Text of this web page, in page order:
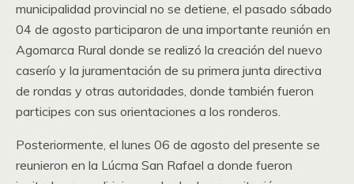
municipalidad provincial no se detiene, el pasado sábado
04 de agosto participaron de una importante reunión en
Agomarca Rural donde se realizó la creación del nuevo
caserío y la juramentación de su primera junta directiva
de rondas y otras autoridades, donde también fueron
participes con sus orientaciones a los ronderos.
Posteriormente, el lunes 06 de agosto del presente se
reunieron en la Lúcma San Rafael a donde fueron